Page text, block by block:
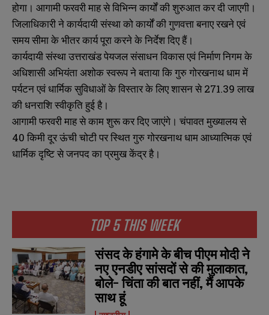
TOP 5 THIS WEEK
संसद के हंगामे के बीच पीएम मोदी ने
नए एनडीए सांसदों से की मुलाकात,
बोले- चिंता की बात नहीं, मैं आपके
साथ हूं
होगा। आगामी फरवरी माह से विभिन्न कार्यों की शुरुआत कर दी जाएगी।
जिलाधिकारी ने कार्यदायी संस्था को कार्यों की गुणवत्ता बनाए रखने एवं
समय सीमा के भीतर कार्य पूरा करने के निर्देश दिए हैं।
कार्यदायी संस्था उत्तराखंड पेयजल संसाधन विकास एवं निर्माण निगम के
अधिशासी अभियंता अशोक स्वरूप ने बताया कि गुरु गोरखनाथ धाम में
पर्यटन एवं धार्मिक सुविधाओं के विस्तार के लिए शासन से 271.39 लाख
की धनराशि स्वीकृति हुई है।
आगामी फरवरी माह से काम शुरू कर दिए जाएंगे। चंपावत मुख्यालय से
40 किमी दूर ऊंची चोटी पर स्थित गुरु गोरखनाथ धाम आध्यात्मिक एवं
धार्मिक दृष्टि से जनपद का प्रमुख केंद्र है।